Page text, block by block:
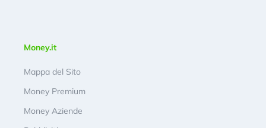
Money.it
Mappa del Sito
Money Premium
Money Aziende